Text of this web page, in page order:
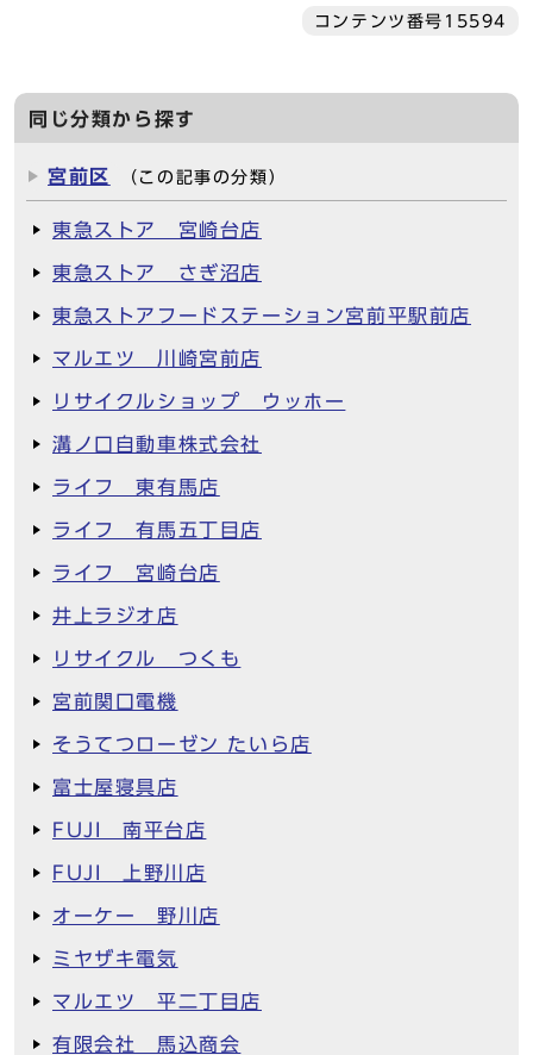
コンテンツ番号15594
同じ分類から探す
宮前区 （この記事の分類）
東急ストア 宮崎台店
東急ストア さぎ沼店
東急ストアフードステーション宮前平駅前店
マルエツ 川崎宮前店
リサイクルショップ ウッホー
溝ノ口自動車株式会社
ライフ 東有馬店
ライフ 有馬五丁目店
ライフ 宮崎台店
井上ラジオ店
リサイクル つくも
宮前関口電機
そうてつローゼン たいら店
富士屋寝具店
FUJI 南平台店
FUJI 上野川店
オーケー 野川店
ミヤザキ電気
マルエツ 平二丁目店
有限会社 馬込商会